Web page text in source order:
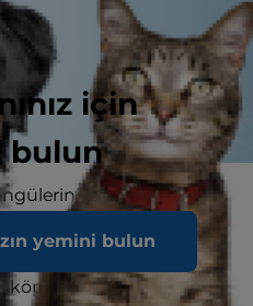
için
bulun
yemini bulun
doğurganlık
dönemine
ortalama olarak 3
köpek çoğunlukla 6 ila